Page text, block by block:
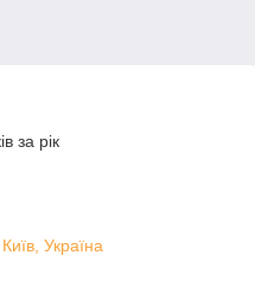
за рік
Україна